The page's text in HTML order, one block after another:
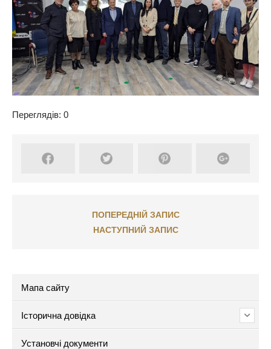
Переглядів: 0
ПОПЕРЕДНІЙ ЗАПИС
НАСТУПНИЙ ЗАПИС
Мапа сайту
Історична довідка
Установчі документи